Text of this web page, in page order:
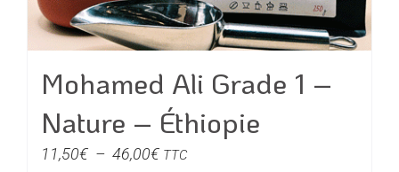
Mohamed Ali Grade 1 –
Nature – Éthiopie
11,50€ – 46,00€Plage
TTC